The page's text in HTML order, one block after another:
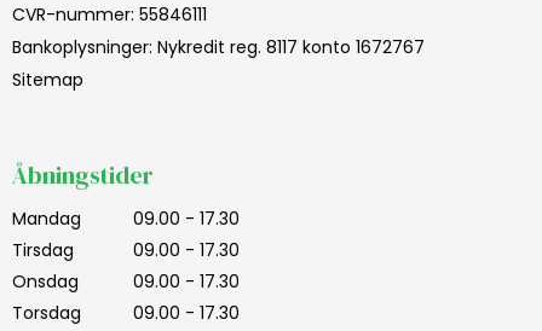
CVR-nummer: 55846111
Bankoplysninger: Nykredit reg. 8117 konto 1672767
Sitemap
Åbningstider
Mandag
09.00 - 17.30
Tirsdag
09.00 - 17.30
Onsdag
09.00 - 17.30
Torsdag
09.00 - 17.30